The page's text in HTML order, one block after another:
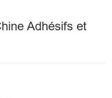
Adhésifs et